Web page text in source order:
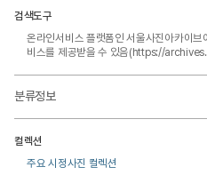
검색도구
온라인서비스 플랫폼인 서울사진아카이브
비스를 제공받을 수 있음(https://
분류정보
컬렉션
주요 시정사진 컬렉션